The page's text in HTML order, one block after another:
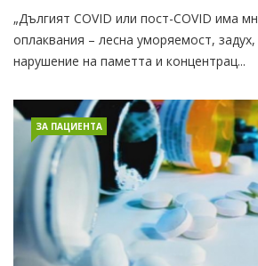
„Дългият COVID или пост-COVID има
оплаквания – лесна уморяемост,
нарушение на паметта и концентрац...
ЗА ПАЦИЕНТА